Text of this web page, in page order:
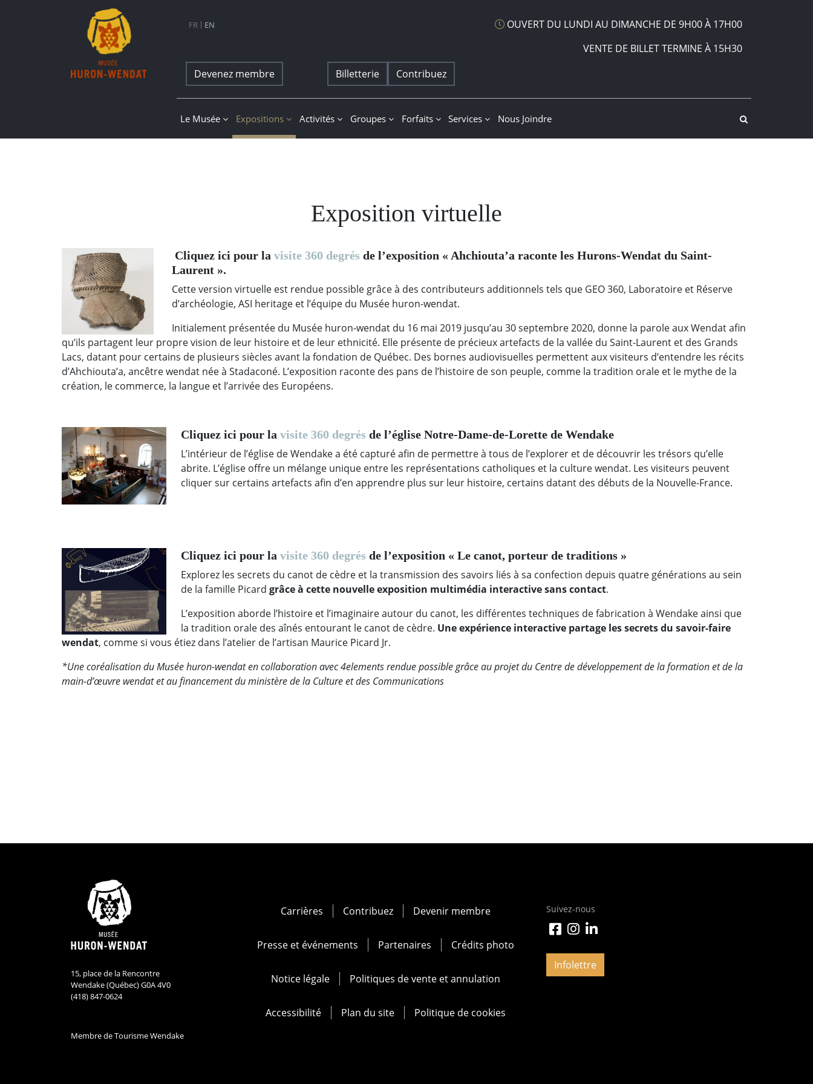
Navigation principale
Musée Huron-Wendat
FR EN
OUVERT DU LUNDI AU DIMANCHE DE 9H00 À 17H00
VENTE DE BILLET TERMINE À 15H30
Devenez membre
Billetterie Contribuez
Le Musée Expositions Activités Groupes Forfaits Services Nous Joindre
Exposition virtuelle
Cliquez ici pour la visite 360 degrés de l’exposition « Ahchiouta’a raconte les Hurons-Wendat du Saint-
Laurent ».
Cette version virtuelle est rendue possible grâce à des contributeurs additionnels tels que GEO 360, Laboratoire et Réserve
d’archéologie, ASI heritage et l’équipe du Musée huron-wendat.
Initialement présentée du Musée huron-wendat du 16 mai 2019 jusqu’au 30 septembre 2020, donne la parole aux Wendat afin
qu’ils partagent leur propre vision de leur histoire et de leur ethnicité. Elle présente de précieux artefacts de la vallée du Saint-Laurent et des Grands
Lacs, datant pour certains de plusieurs siècles avant la fondation de Québec. Des bornes audiovisuelles permettent aux visiteurs d’entendre les récits
d’Ahchiouta’a, ancêtre wendat née à Stadaconé. L’exposition raconte des pans de l’histoire de son peuple, comme la tradition orale et le mythe de la
création, le commerce, la langue et l’arrivée des Européens.
Cliquez ici pour la visite 360 degrés de l’église Notre-Dame-de-Lorette de Wendake
L’intérieur de l’église de Wendake a été capturé afin de permettre à tous de l’explorer et de découvrir les trésors qu’elle
abrite. L’église offre un mélange unique entre les représentations catholiques et la culture wendat. Les visiteurs peuvent
cliquer sur certains artefacts afin d’en apprendre plus sur leur histoire, certains datant des débuts de la Nouvelle-France.
Cliquez ici pour la visite 360 degrés de l’exposition « Le canot, porteur de traditions »
Explorez les secrets du canot de cèdre et la transmission des savoirs liés à sa confection depuis quatre générations au sein
de la famille Picard grâce à cette nouvelle exposition multimédia interactive sans contact.
L’exposition aborde l’histoire et l’imaginaire autour du canot, les différentes techniques de fabrication à Wendake ainsi que
la tradition orale des aînés entourant le canot de cèdre. Une expérience interactive partage les secrets du savoir-faire
wendat, comme si vous étiez dans l’atelier de l’artisan Maurice Picard Jr.
*Une coréalisation du Musée huron-wendat en collaboration avec 4elements rendue possible grâce au projet du Centre de développement de la formation et de la
main-d’œuvre wendat et au financement du ministère de la Culture et des Communications
15, place de la Rencontre
Wendake (Québec) G0A 4V0
(418) 847-0624
Membre de Tourisme Wendake
Carrières Contribuez Devenir membre
Presse et événements Partenaires Crédits photo
Notice légale Politiques de vente et annulation
Accessibilité Plan du site Politique de cookies
Suivez-nous
Infolettre